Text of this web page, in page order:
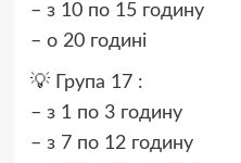
– з 10 по 15 годину
– о 20 годині
💡 Група 17 :
– з 1 по 3 годину
– з 7 по 12 годину